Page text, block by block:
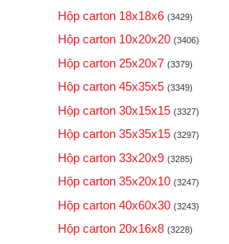
Hộp carton 18x18x6 (3429)
Hộp carton 10x20x20 (3406)
Hộp carton 25x20x7 (3379)
Hộp carton 45x35x5 (3349)
Hộp carton 30x15x15 (3327)
Hộp carton 35x35x15 (3297)
Hộp carton 33x20x9 (3285)
Hộp carton 35x20x10 (3247)
Hộp carton 40x60x30 (3243)
Hộp carton 20x16x8 (3228)